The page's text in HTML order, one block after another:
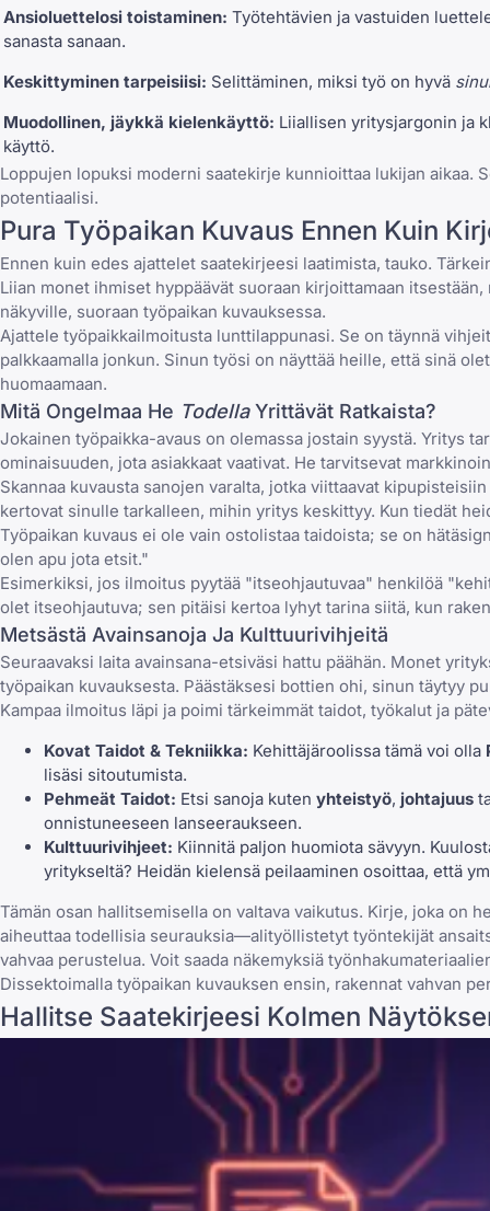
Ansioluettelosi toistaminen: Työtehtävien ja vastuiden
sanasta sanaan.
Keskittyminen tarpeisiisi: Selittäminen, miksi työ on hyvä
Muodollinen, jäykkä kielenkäyttö: Liiallisen yritysjargonin ja
käyttö.
Loppujen lopuksi moderni saatekirje kunnioittaa lukijan aikaa.
potentiaalisi.
Pura Työpaikan Kuvaus Ennen Kuin
Ennen kuin edes ajattelet saatekirjeesi laatimista, tauko.
Liian monet ihmiset hyppäävät suoraan kirjoittamaan
näkyville, suoraan työpaikan kuvauksessa.
Ajattele työpaikkailmoitusta lunttilappunasi. Se on täynnä
palkkaamalla jonkun. Sinun työsi on näyttää heille, että sinä
huomaamaan.
Mitä Ongelmaa He TodellaYrittävät Ratkaista?
Jokainen työpaikka-avaus on olemassa jostain syystä. Yritys
ominaisuuden, jota asiakkaat vaativat. He tarvitsevat
Skannaa kuvausta sanojen varalta, jotka viittaavat
kertovat sinulle tarkalleen, mihin yritys keskittyy. Kun tiedät
Työpaikan kuvaus ei ole vain ostolistaa taidoista; se on
olen apu jota etsit."
Esimerkiksi, jos ilmoitus pyytää "itseohjautuvaa" henkilöä
olet itseohjautuva; sen pitäisi kertoa lyhyt tarina siitä, kun
Metsästä Avainsanoja Ja Kulttuurivihjeitä
Seuraavaksi laita avainsana-etsiväsi hattu päähän. Monet
työpaikan kuvauksesta. Päästäksesi bottien ohi, sinun täytyy
Kampaa ilmoitus läpi ja poimi tärkeimmät taidot, työkalut ja
Kovat Taidot & Tekniikka: Kehittäjäroolissa tämä voi olla
lisäsi sitoutumista.
Pehmeät Taidot: Etsi sanoja kuten yhteistyö, johtajuus
onnistuneeseen lanseeraukseen.
Kulttuurivihjeet: Kiinnitä paljon huomiota sävyyn.
yritykseltä? Heidän kielensä peilaaminen osoittaa, että
Tämän osan hallitsemisella on valtava vaikutus. Kirje, joka on
aiheuttaa todellisia seurauksia—alityöllistetyt työntekijät
vahvaa perustelua. Voit saada näkemyksiä
Dissektoimalla työpaikan kuvauksen ensin, rakennat vahvan
Hallitse Saatekirjeesi Kolmen